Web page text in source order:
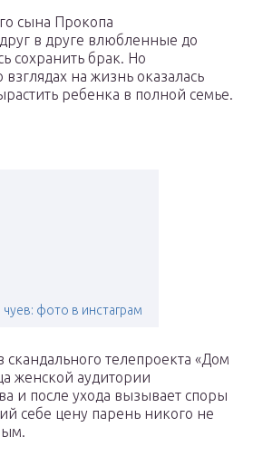
сына Прокопа
в друге влюбленные до
сохранить брак. Но
на жизнь оказалась
ребенка в полной семье.
фото в инстаграм
телепроекта «Дом
женской аудитории
и после ухода вызывает споры
себе цену парень никого не